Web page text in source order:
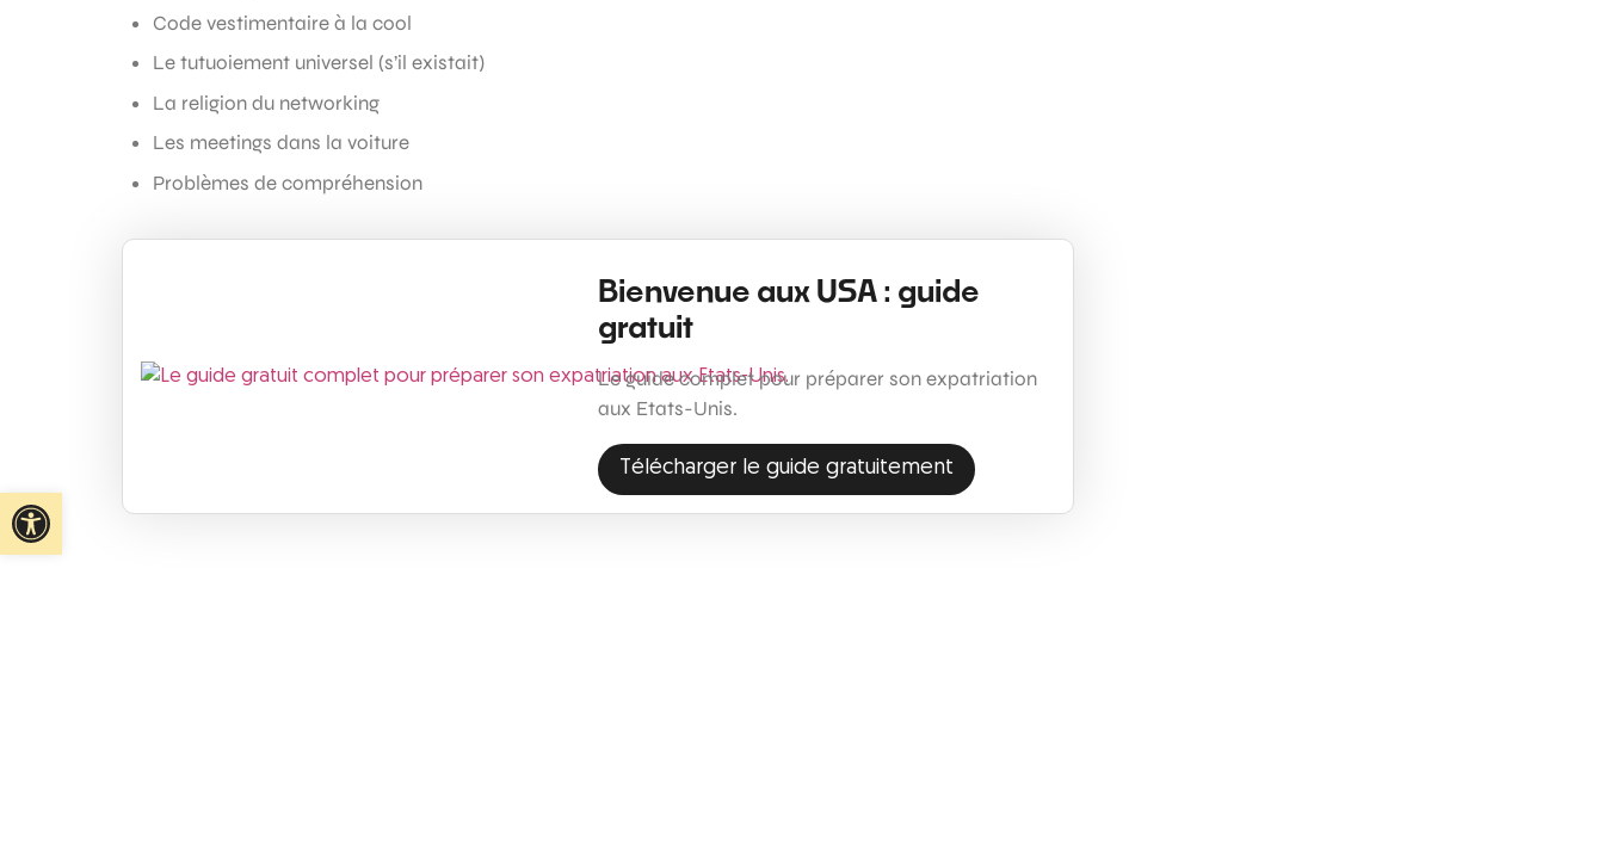
Code vestimentaire à la cool
Le tutuoiement universel (s’il existait)
La religion du networking
Les meetings dans la voiture
Problèmes de compréhension
Bienvenue aux USA : guide
gratuit
Le guide complet pour préparer son expatriation
aux Etats-Unis.
Télécharger le guide gratuitement
Ouvrir la barre d’outils